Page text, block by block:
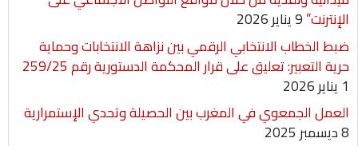
الإنترنت”9 يناير 2026
ضبط الخطاب الانتخابي الرقمي بين نزاهة الانتخابات وحماية
حرية التعبير: تعليق على قرار المحكمة الدستورية رقم 259/25
1 يناير 2026
العمل الجمعوي في المغرب بين الحصيلة وتحدي الإستمرارية
8 ديسمبر 2025